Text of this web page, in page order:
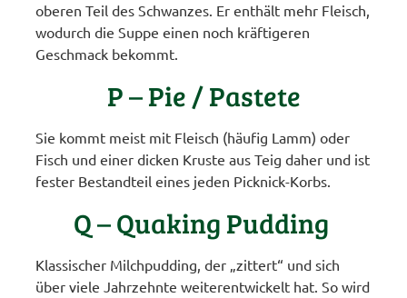
oberen Teil des Schwanzes. Er enthält mehr Fleisch,
wodurch die Suppe einen noch kräftigeren
Geschmack bekommt.
P – Pie / Pastete
Sie kommt meist mit Fleisch (häufig Lamm) oder
Fisch und einer dicken Kruste aus Teig daher und ist
fester Bestandteil eines jeden Picknick-Korbs.
Q – Quaking Pudding
Klassischer Milchpudding, der „zittert“ und sich
über viele Jahrzehnte weiterentwickelt hat. So wird